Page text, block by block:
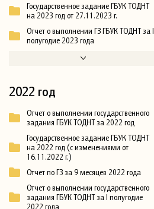
Государственное задание ГБУК ТОДНТ
на 2023 год от 27.11.2023 г.
Отчет о выполнении ГЗ ГБУК ТОДНТ за I
полугодие 2023 года
2022 год
Отчет о выполнении государственного
задания ГБУК ТОДНТ за 2022 год
Государственное задание ГБУК ТОДНТ
на 2022 год (с изменениями от
16.11.2022 г.)
Отчет по ГЗ за 9 месяцев 2022 года
Отчет о выполнении государственного
задания ГБУК ТОДНТ за I полугодие
2022 года